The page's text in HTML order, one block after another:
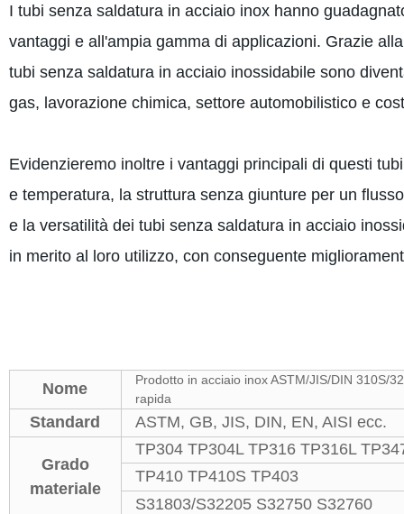
I tubi senza saldatura in acciaio inox hanno
vantaggi e all'ampia gamma di applicazioni. Grazie
tubi senza saldatura in acciaio inossidabile sono
gas, lavorazione chimica, settore automobilistico e
Evidenzieremo inoltre i vantaggi principali di questi
e temperatura, la struttura senza giunture per un
e la versatilità dei tubi senza saldatura in acciaio
in merito al loro utilizzo, con conseguente
Nome
Prodotto in acciaio inox ASTM/JIS/DIN 310S/
rapida
Standard ASTM, GB, JIS, DIN, EN, AISI ecc.
Grado
materiale
TP304 TP304L TP316 TP316L
TP410 TP410S TP403
S31803/S32205 S32750 S32760